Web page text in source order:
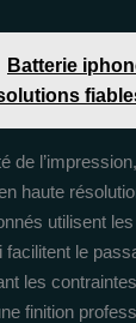
Batterie
de
haute
utilisent
facilitent le
les
finition